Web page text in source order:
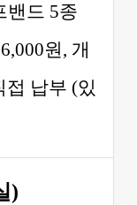
드 5종
원, 개
납부 (있
)